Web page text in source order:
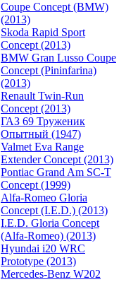
Coupe Concept (BMW)
(2013)
Skoda Rapid Sport
Concept (2013)
BMW Gran Lusso Coupe
Concept (Pininfarina)
(2013)
Renault Twin-Run
Concept (2013)
ГАЗ 69 Труженик
Опытный (1947)
Valmet Eva Range
Extender Concept (2013)
Pontiac Grand Am SC-T
Concept (1999)
Alfa-Romeo Gloria
Concept (I.E.D.) (2013)
I.E.D. Gloria Concept
(Alfa-Romeo) (2013)
Hyundai i20 WRC
Prototype (2013)
Mercedes-Benz W202